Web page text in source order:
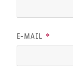
E-MAIL *